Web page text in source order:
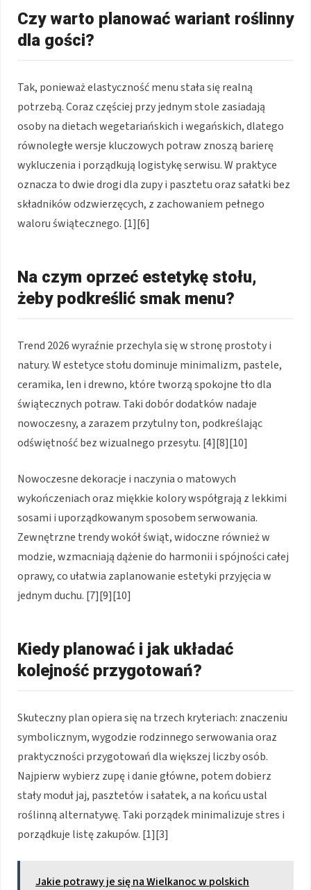
Czy warto planować wariant roślinny
dla gości?
Tak, ponieważ elastyczność menu stała się realną
potrzebą. Coraz częściej przy jednym stole zasiadają
osoby na dietach wegetariańskich i wegańskich, dlatego
równoległe wersje kluczowych potraw znoszą barierę
wykluczenia i porządkują logistykę serwisu. W praktyce
oznacza to dwie drogi dla zupy i pasztetu oraz sałatki bez
składników odzwierzęcych, z zachowaniem pełnego
waloru świątecznego. [1][6]
Na czym oprzeć estetykę stołu,
żeby podkreślić smak menu?
Trend 2026 wyraźnie przechyla się w stronę prostoty i
natury. W estetyce stołu dominuje minimalizm, pastele,
ceramika, len i drewno, które tworzą spokojne tło dla
świątecznych potraw. Taki dobór dodatków nadaje
nowoczesny, a zarazem przytulny ton, podkreślając
odświętność bez wizualnego przesytu. [4][8][10]
Nowoczesne dekoracje i naczynia o matowych
wykończeniach oraz miękkie kolory współgrają z lekkimi
sosami i uporządkowanym sposobem serwowania.
Zewnętrzne trendy wokół świąt, widoczne również w
modzie, wzmacniają dążenie do harmonii i spójności całej
oprawy, co ułatwia zaplanowanie estetyki przyjęcia w
jednym duchu. [7][9][10]
Kiedy planować i jak układać
kolejność przygotowań?
Skuteczny plan opiera się na trzech kryteriach: znaczeniu
symbolicznym, wygodzie rodzinnego serwowania oraz
praktyczności przygotowań dla większej liczby osób.
Najpierw wybierz zupę i danie główne, potem dobierz
stały moduł jaj, pasztetów i sałatek, a na końcu ustal
roślinną alternatywę. Taki porządek minimalizuje stres i
porządkuje listę zakupów. [1][3]
Jakie potrawy je się na Wielkanoc w polskich